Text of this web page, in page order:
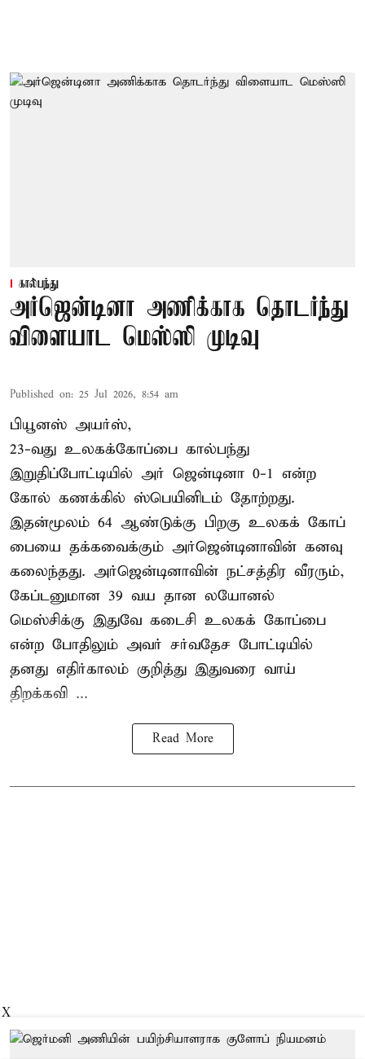
கால்பந்து
அர்ஜென்டினா அணிக்காக தொடர்ந்து
விளையாட மெஸ்ஸி முடிவு
Published on: 25 Jul 2026, 8:54 am
பியூனஸ் அயர்ஸ்,
23-வது உலகக்கோப்பை கால்பந்து
இறுதிப்போட்டியில் அர் ஜென்டினா 0-1 என்ற
கோல் கணக்கில் ஸ்பெயினிடம் தோற்றது.
இதன்மூலம் 64 ஆண்டுக்கு பிறகு உலகக் கோப்
பையை தக்கவைக்கும் அர்ஜென்டினாவின் கனவு
கலைந்தது. அர்ஜென்டினாவின் நட்சத்திர வீரரும்,
கேப்டனுமான 39 வய தான லயோனல்
மெஸ்சிக்கு இதுவே கடைசி உலகக் கோப்பை
என்ற போதிலும் அவர் சர்வதேச போட்டியில்
தனது எதிர்காலம் குறித்து இதுவரை வாய்
திறக்கவி ...
Read More
X